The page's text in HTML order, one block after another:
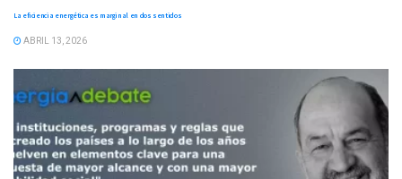
La eficiencia energética es marginal en dos sentidos
ABRIL 13, 2026